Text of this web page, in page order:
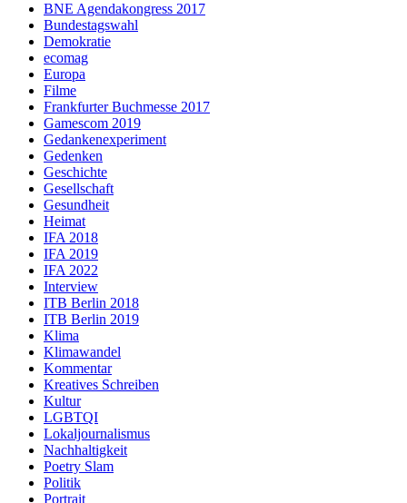
BNE Agendakongress 2017
Bundestagswahl
Demokratie
ecomag
Europa
Filme
Frankfurter Buchmesse 2017
Gamescom 2019
Gedankenexperiment
Gedenken
Geschichte
Gesellschaft
Gesundheit
Heimat
IFA 2018
IFA 2019
IFA 2022
Interview
ITB Berlin 2018
ITB Berlin 2019
Klima
Klimawandel
Kommentar
Kreatives Schreiben
Kultur
LGBTQI
Lokaljournalismus
Nachhaltigkeit
Poetry Slam
Politik
Portrait